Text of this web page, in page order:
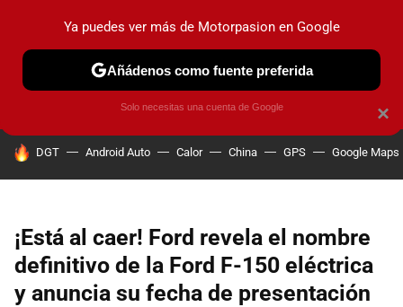
PRUEBAS COCHES ELÉCTRICOS OBSERVATORIO
HOY SE HABLA DE
DGT Android Auto Calor China GPS Google Maps
¡Está al caer! Ford revela el nombre
definitivo de la Ford F-150 eléctrica
y anuncia su fecha de presentación
×
Ya puedes ver más de Motorpasion en Google
Añádenos como fuente preferida
Solo necesitas una cuenta de Google